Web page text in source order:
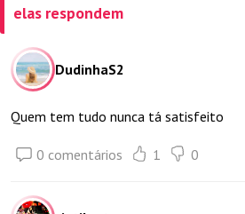
elas respondem
DudinhaS2
Quem tem tudo nunca tá satisfeito
0 comentários 1 0